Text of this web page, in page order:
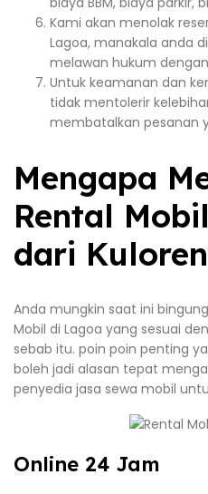
Kami akan menolak
Lagoa, manakala anda
melawan hukum
Untuk keamanan dan
tidak mentolerir
membatalkan pesanan
Mengapa
Rental
dari
Anda mungkin saat ini
Mobil di Lagoa yang sesuai
sebab itu. poin poin penting
boleh jadi alasan tepat
penyedia jasa sewa mobil
Online 24 Jam